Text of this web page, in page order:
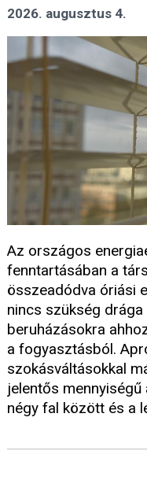
2026. augusztus 4.
Az országos
fenntartásában a
összeadódva óriási
nincs szükség
beruházásokra
a fogyasztásból.
szokásváltásokkal
jelentős
négy fal között és a